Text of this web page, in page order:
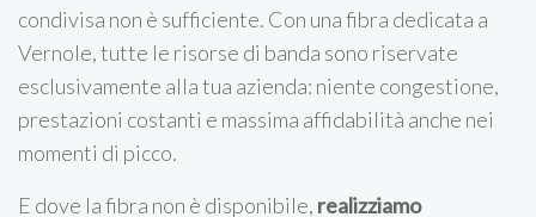
condivisa non è sufficiente. Con una fibra dedicata a
Vernole, tutte le risorse di banda sono riservate
esclusivamente alla tua azienda: niente congestione,
prestazioni costanti e massima affidabilità anche nei
momenti di picco.
E dove la fibra non è disponibile, realizziamo